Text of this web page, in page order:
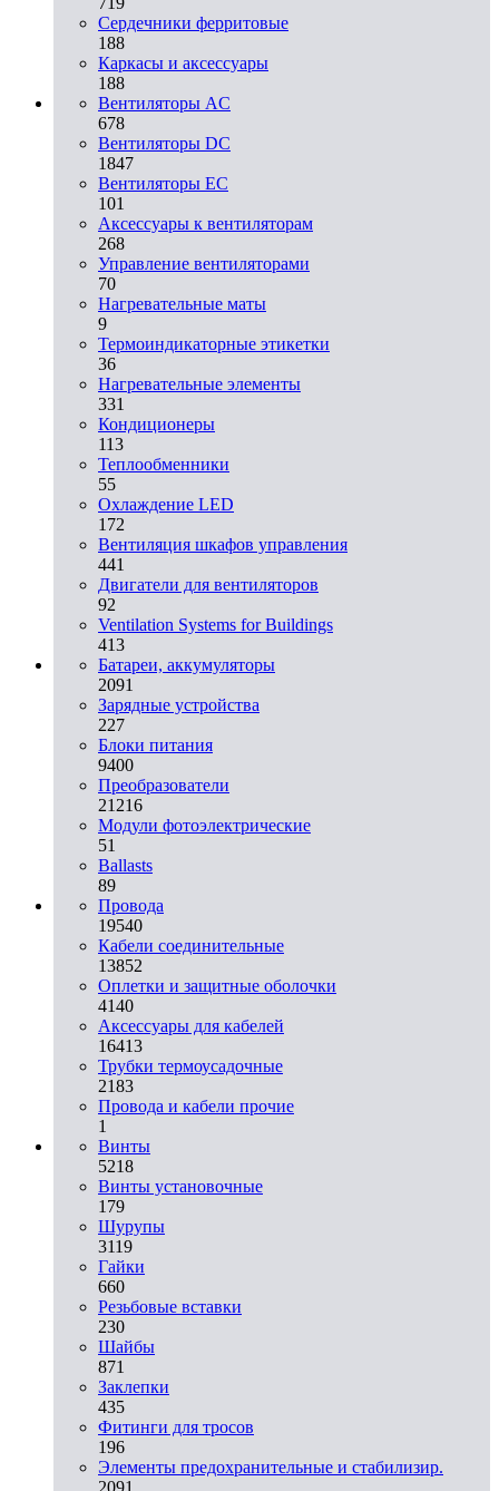
Сердечники ферритовые
188
Каркасы и аксессуары
188
Вентиляторы AC
678
Вентиляторы DC
1847
Вентиляторы EC
101
Аксессуары к вентиляторам
268
Управление вентиляторами
70
Нагревательные маты
9
Термоиндикаторные этикетки
36
Нагревательные элементы
331
Кондиционеры
113
Теплообменники
55
Охлаждение LED
172
Вентиляция шкафов управления
441
Двигатели для вентиляторов
92
Ventilation Systems for Buildings
413
Батареи, аккумуляторы
2091
Зарядные устройства
227
Блоки питания
9400
Преобразователи
21216
Модули фотоэлектрические
51
Ballasts
89
Провода
19540
Кабели соединительные
13852
Оплетки и защитные оболочки
4140
Аксессуары для кабелей
16413
Трубки термоусадочные
2183
Провода и кабели прочие
1
Винты
5218
Винты установочные
179
Шурупы
3119
Гайки
660
Резьбовые вставки
230
Шайбы
871
Заклепки
435
Фитинги для тросов
196
Элементы предохранительные и стабилизир.
2091